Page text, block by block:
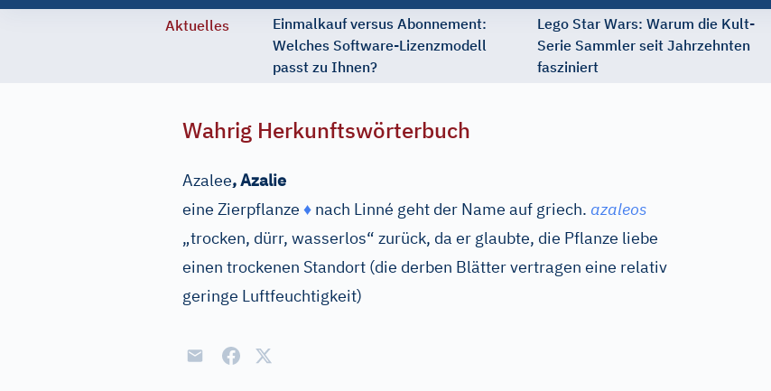
Aktuelles
Einmalkauf versus Abonnement:
Welches Software-Lizenzmodell
passt zu Ihnen?
Lego Star Wars: Warum die Kult-
Serie Sammler seit Jahrzehnten
fasziniert
Wahrig Herkunftswörterbuch
Azalee,Azalie
eine Zierpflanze ♦ nach Linné geht der Name auf griech. azaleos
„trocken, dürr, wasserlos“ zurück, da er glaubte, die Pflanze liebe
einen trockenen Standort (die derben Blätter vertragen eine relativ
geringe Luftfeuchtigkeit)